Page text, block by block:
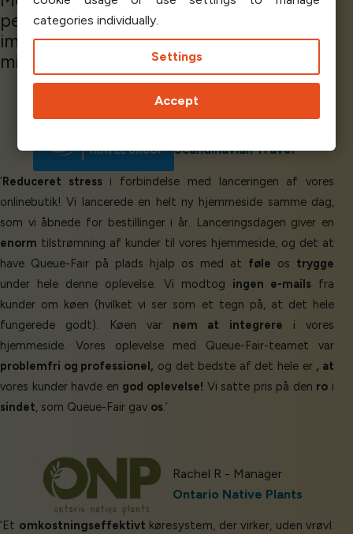
personale! Alt gik
implementeringen! Der er intet at
misbillige med dette firma!’
Scandinavian Travel
‘Reduceret stressi forbindelse med lanceringen af vores
onlinebutik! Vi lancerede en helt ny hjemmeside samme dag,
som vi åbnede for bestillinger i år. Lanceringsdagen giver en
enorm tilstrømning af kunder til vores hjemmeside, og det at
have Queue-Fair på plads hjalp os med at føle os trygge
under hele denne oplevelse. Vi modtog ingen e-mailsfra
kunder om køen (hvilket vi ser som et tegn på, at det hele
fungerede godt). Køen var nem at integrere i vores
hjemmeside. Vores oplevelse med Queue-Fair-teamet var
problemfri og professionel, og det bedste af det hele er , at
vores kunder havde en god oplevelse! Vi satte pris på den ro i
sindet , som Queue-Fair gav os.’
Rachel R - Manager
Ontario Native Plants
‘Et omkostningseffektivt køresystem, der virker, uden vrøvl.